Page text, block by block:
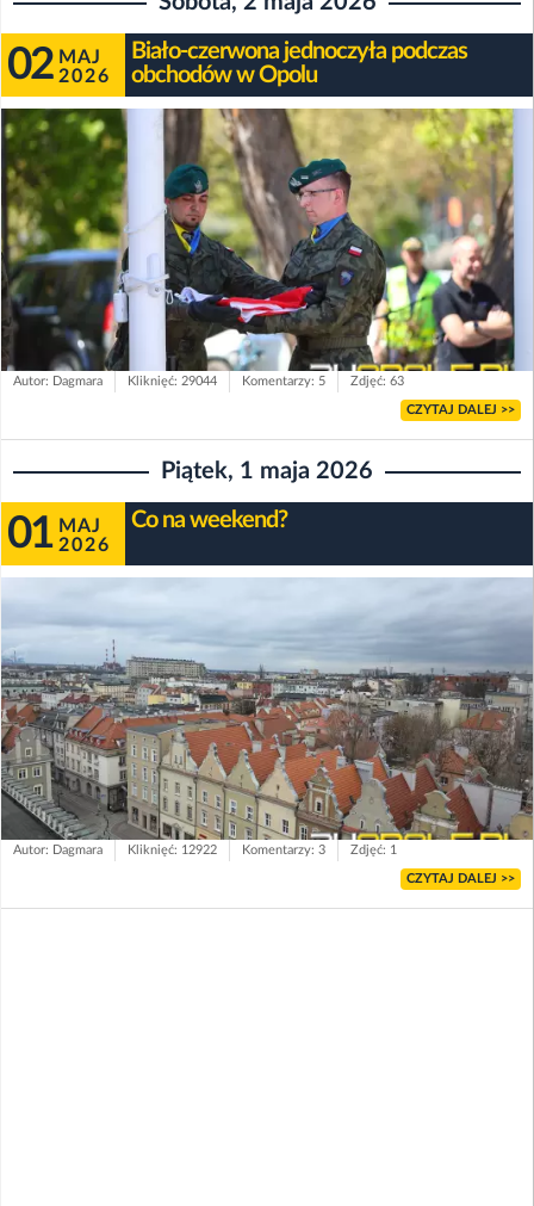
02 MAJ
2026
Biało-czerwona jednoczyła podczas
obchodów w Opolu
Autor: Dagmara Kliknięć: 29044 Komentarzy: 5 Zdjęć: 63
CZYTAJ DALEJ >>
Piątek, 1 maja 2026
01 MAJ
2026
Co na weekend?
Autor: Dagmara Kliknięć: 12922 Komentarzy: 3 Zdjęć: 1
CZYTAJ DALEJ >>